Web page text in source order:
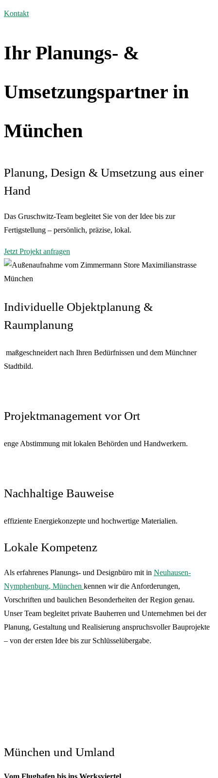
Kontakt
Ihr Planungs- &
Umsetzungspartner in
München
Planung, Design & Umsetzung aus einer
Hand
Das Gruschwitz-Team begleitet Sie von der Idee bis zur
Fertigstellung – persönlich, präzise, lokal.
Jetzt Projekt anfragen
Individuelle Objektplanung &
Raumplanung
maßgeschneidert nach Ihren Bedürfnissen und dem Münchner
Stadtbild.
Projektmanagement vor Ort
enge Abstimmung mit lokalen Behörden und Handwerkern.
Nachhaltige Bauweise
effiziente Energiekonzepte und hochwertige Materialien.
Lokale Kompetenz
Als erfahrenes Planungs- und Designbüro mit in Neuhausen-
Nymphenburg, München kennen wir die Anforderungen,
Vorschriften und baulichen Besonderheiten der Region genau.
Unser Team begleitet private Bauherren und Unternehmen bei der
Planung, Gestaltung und Realisierung anspruchsvoller Bauprojekte
– von der ersten Idee bis zur Schlüsselübergabe.
München und Umland